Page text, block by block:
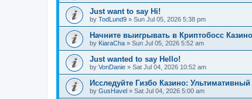
Just want to say Hi!
by TodLund9 » Sun Jul 05, 2026 5:38 pm
Начните выигрывать в Криптобосс
by KiaraCha » Sun Jul 05, 2026 5:52 am
Just wanted to say Hello!
by VonDanie » Sat Jul 04, 2026 10:52 am
Исследуйте Гизбо Казино:
by GusHavel » Sat Jul 04, 2026 5:00 am